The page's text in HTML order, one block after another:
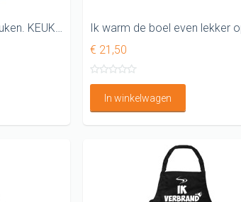
€ 21,50
In winkelwagen